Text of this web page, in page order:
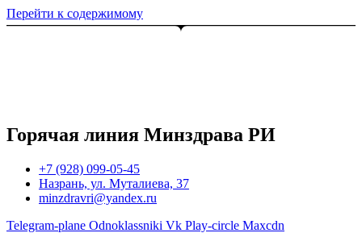
Перейти к содержимому
Горячая линия Минздрава РИ
+7 (928) 099-05-45
Назрань, ул. Муталиева, 37
minzdravri@yandex.ru
Telegram-plane Odnoklassniki Vk Play-circle Maxcdn